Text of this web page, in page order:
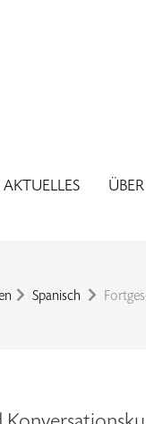
AKTUELLES
Spanisch